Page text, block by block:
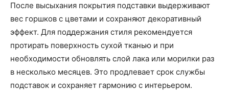
После высыхания покрытия подставки выдерживают
вес горшков с цветами и сохраняют декоративный
эффект. Для поддержания стиля рекомендуется
протирать поверхность сухой тканью и при
необходимости обновлять слой лака или морилки раз
в несколько месяцев. Это продлевает срок службы
подставок и сохраняет гармонию с интерьером.